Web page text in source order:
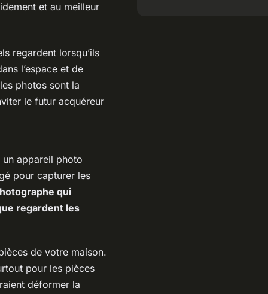
et au meilleur
regardent lorsqu’ils
l’espace et de
photos sont la
le futur acquéreur
un appareil photo
pour capturer les
qui
regardent les
de votre maison.
pour les pièces
déformer la